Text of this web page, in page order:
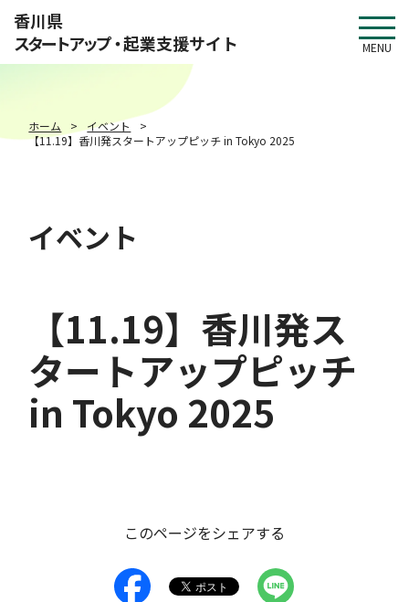
香川県
スタートアップ・起業支援サイト MENU
ホーム
イベント
【11.19】香川発スタートアップピッチ in Tokyo 2025
イベント
【11.19】香川発ス
タートアップピッチ
in Tokyo 2025
このページをシェアする